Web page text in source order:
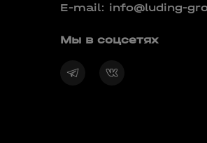
E-mail: info@luding-
Мы в соцсетях